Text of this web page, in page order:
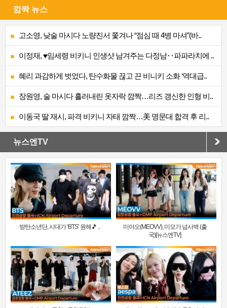
깜짝 뉴스
고소영, 낮술 마시다 노량진서 쫓겨나 “점심 때 4병 마셔”(바..
이정재, ♥임세령 비키니 인생샷 남겨주는 다정남‥파파라치에 ..
혜리 과감하게 벗었다, 탄수화물 끊고 끈 비니키 소화 ‘역대급..
장원영, 술 마시다 흘러내린 옷자락 깜짝…리즈 갱신한 인형 비..
이동국 딸 재시, 파격 비키니 자태 깜짝…美 명문대 합격 후 리..
뉴스엔TV
방탄소년단, 시대가 ‘BTS’ 원해🎵 ..
미야오(MEOVV), 미모가 넘사벽 (출
국)[뉴스엔TV]